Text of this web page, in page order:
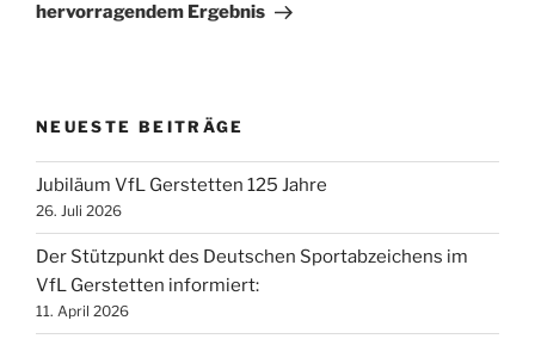
hervorragendem Ergebnis
NEUESTE BEITRÄGE
Jubiläum VfL Gerstetten 125 Jahre
26. Juli 2026
Der Stützpunkt des Deutschen Sportabzeichens im
VfL Gerstetten informiert:
11. April 2026